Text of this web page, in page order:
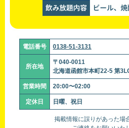
飲み放題内容 ビール、
電話番号 0138-51-3131
所在地
〒040-0011
北海道函館市本町22-5 第
営業時間 20:00〜02:00
定休日 日曜、祝日
掲載情報に誤りがあった場